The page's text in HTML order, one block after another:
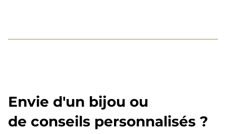
Envie d'un bijou ou
de conseils personnalisés ?